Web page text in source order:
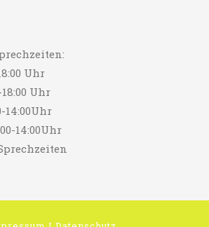
Uhr
Uhr
14:00Uhr
14:00Uhr